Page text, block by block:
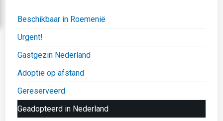
Beschikbaar in Roemenië
Urgent!
Gastgezin Nederland
Adoptie op afstand
Gereserveerd
Geadopteerd in Nederland